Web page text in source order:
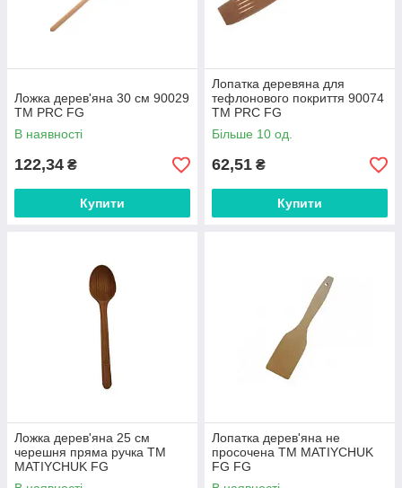
Ложка дерев'яна 30 см 90029
ТМ PRC FG
В наявності
122,34 ₴
Купити
Лопатка деревяна для
тефлонового покриття 90074
ТМ PRC FG
Більше 10 од.
62,51 ₴
Купити
Ложка дерев'яна 25 см
черешня пряма ручка ТМ
MATIYCHUK FG
Лопатка дерев'яна не
просочена ТМ MATIYCHUK
FG FG